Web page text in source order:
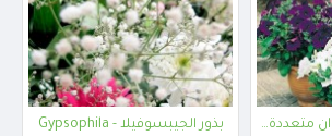
بذور زهور البتونيا (الوان متعددة) Petunia hybrida بذور الجيبسوفيلا - Gypsophila